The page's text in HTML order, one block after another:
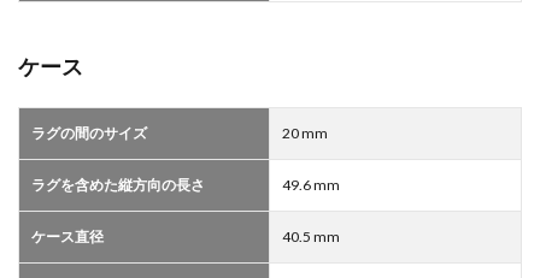
ケース
ラグの間のサイズ 20 m m
ラグを含めた縦方向の長さ 49.6 m m
ケース直径 40.5 mm